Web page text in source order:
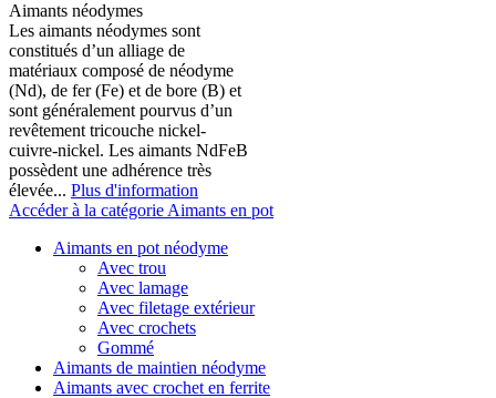
Aimants néodymes
Les aimants néodymes sont
constitués d’un alliage de
matériaux composé de néodyme
(Nd), de fer (Fe) et de bore (B) et
sont généralement pourvus d’un
revêtement tricouche nickel-
cuivre-nickel. Les aimants NdFeB
possèdent une adhérence très
élevée... Plus d'information
Accéder à la catégorie Aimants en pot
Aimants en pot néodyme
Avec trou
Avec lamage
Avec filetage extérieur
Avec crochets
Gommé
Aimants de maintien néodyme
Aimants avec crochet en ferrite